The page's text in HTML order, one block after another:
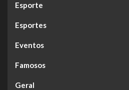
Esporte
Esportes
Eventos
Famosos
Geral